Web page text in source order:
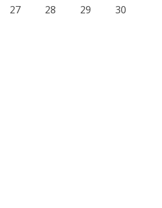
27 28 29
30